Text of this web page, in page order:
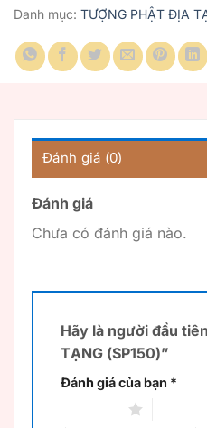
Danh mục: TƯỢNG PHẬT ĐỊA
Đánh giá (0)
Đánh giá
Chưa có đánh giá nào.
Hãy là người đầu
TẠNG (SP150)”
Đánh giá của bạn *